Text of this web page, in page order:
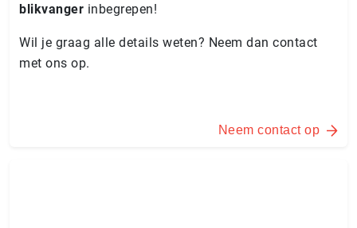
blikvanger inbegrepen!
Wil je graag alle details weten? Neem dan contact
met ons op.
Neem contact op